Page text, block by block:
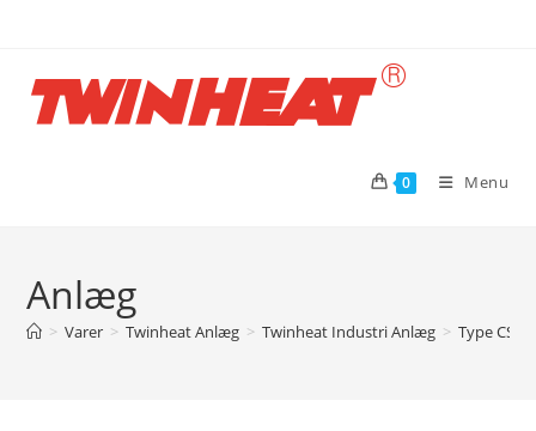
content
0 Menu
Anlæg
> Varer > Twinheat Anlæg > Twinheat Industri Anlæg > Type CS